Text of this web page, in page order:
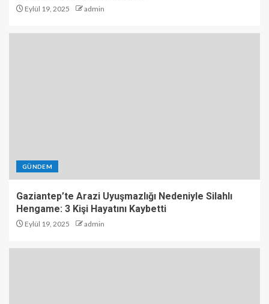
Eylül 19, 2025 admin
GÜNDEM
Gaziantep’te Arazi Uyuşmazlığı Nedeniyle Silahlı
Hengame: 3 Kişi Hayatını Kaybetti
Eylül 19, 2025 admin